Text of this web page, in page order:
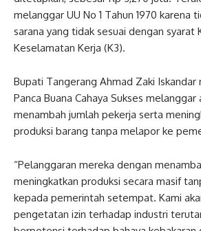
melanggar UU No 1 Tahun 1970 karena
sarana yang tidak sesuai dengan syarat
Keselamatan Kerja (K3).
Bupati Tangerang Ahmad Zaki Iskandar
Panca Buana Cahaya Sukses
menambah jumlah pekerja serta
produksi barang tanpa melapor ke
“Pelanggaran mereka dengan
meningkatkan produksi secara masif
kepada pemerintah setempat. Kami
pengetatan izin terhadap industri